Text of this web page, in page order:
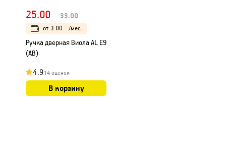
25.00 33.00
от 3.00 /мес.
Ручка дверная Виола AL E9
(АВ)
4.914 оценок
В корзину